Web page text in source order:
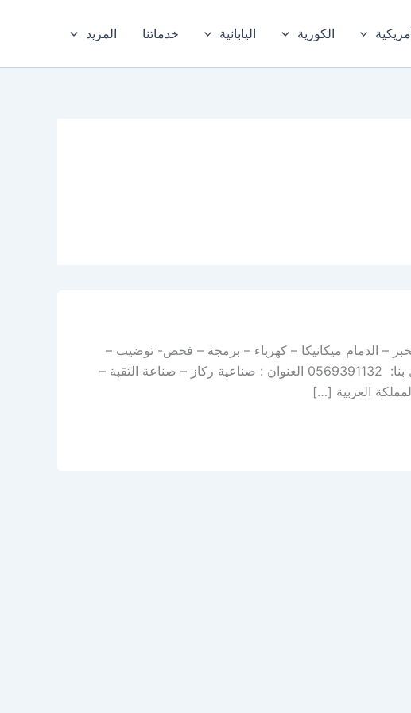
الكورية اليابانية خدماتنا المزيد
– الدمام ميكانيكا – كهرباء – برمجة – فحص- توضيب –
صيانة دورية – سمكرة – رش بوية – صبغ نحن خيارك الأفضل اتصل بنا: 0569391132 العنوان : صناعية ركاز – صناعة الثقبة –
العربية […]